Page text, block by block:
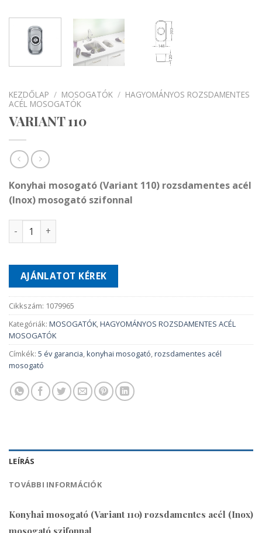
KEZDŐLAP / MOSOGATÓK / HAGYOMÁNYOS ROZSDAMENTES
ACÉL MOSOGATÓK
VARIANT 110
Konyhai mosogató (Variant 110) rozsdamentes acél
(Inox) mosogató szifonnal
VARIANT 110 mennyiség
AJÁNLATOT KÉREK
Cikkszám: 1079965
Kategóriák: MOSOGATÓK,HAGYOMÁNYOS ROZSDAMENTES ACÉL
MOSOGATÓK
Címkék: 5 év garancia,konyhai mosogató,rozsdamentes acél
mosogató
LEÍRÁS
TOVÁBBI INFORMÁCIÓK
Konyhai mosogató (Variant 110) rozsdamentes acél (Inox)
mosogató szifonnal